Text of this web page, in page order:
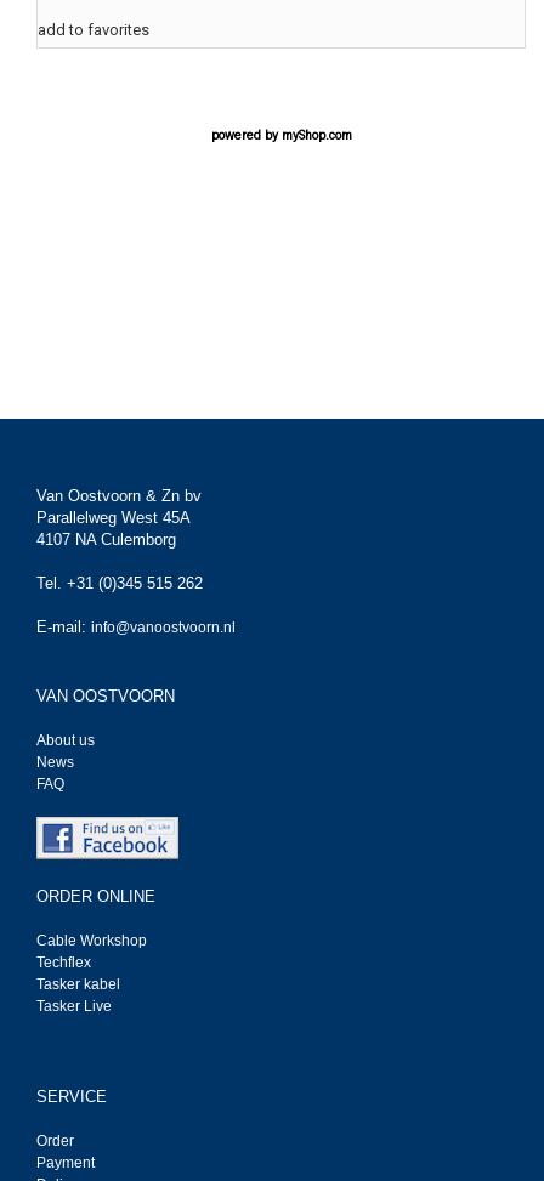
add to favorites
powered by myShop.com
Van Oostvoorn & Zn bv
Parallelweg West 45A
4107 NA Culemborg
Tel. +31 (0)345 515 262
E-mail: info@vanoostvoorn.nl
VAN OOSTVOORN
About us
News
FAQ
ORDER ONLINE
Cable Workshop
Techflex
Tasker kabel
Tasker Live
SERVICE
Order
Payment